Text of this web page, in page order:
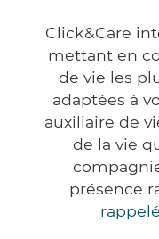
Click&Care
mettant en
de vie les
adaptées à
auxiliaire de
de la vie
présence